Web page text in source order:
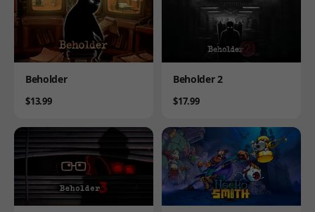
Product
Beholder
Price
$13.99
Product
Beholder 2
Price
$17.99